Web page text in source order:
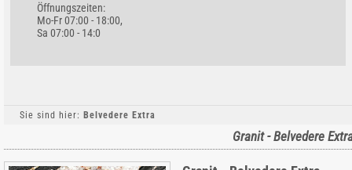
Öffnungszeiten:
Mo-Fr 07:00 - 18:00,
Sa 07:00 - 14:0
Sie sind hier: Belvedere Extra
Granit - Belvedere